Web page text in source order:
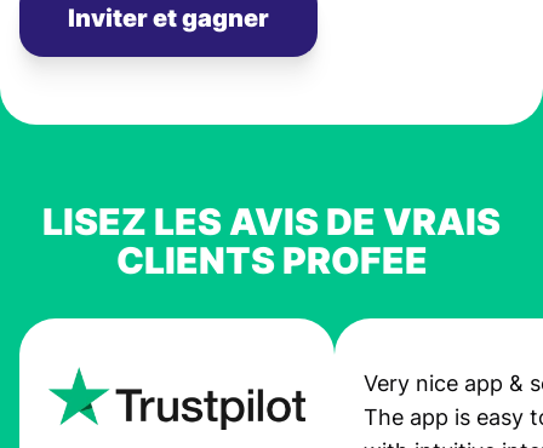
Inviter et gagner
LISEZ LES AVIS DE VRAIS
CLIENTS PROFEE
Very nice app &
The app is easy